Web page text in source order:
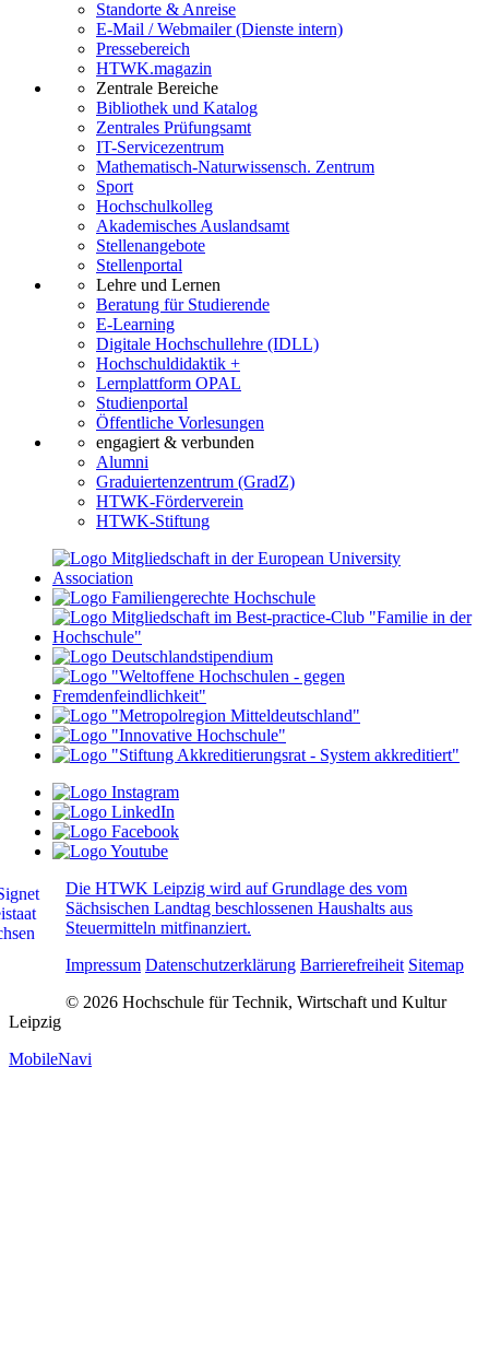
Standorte & Anreise
E-Mail / Webmailer (Dienste intern)
Pressebereich
HTWK.magazin
Zentrale Bereiche
Bibliothek und Katalog
Zentrales Prüfungsamt
IT-Servicezentrum
Mathematisch-Naturwissensch. Zentrum
Sport
Hochschulkolleg
Akademisches Auslandsamt
Stellenangebote
Stellenportal
Lehre und Lernen
Beratung für Studierende
E-Learning
Digitale Hochschullehre (IDLL)
Hochschuldidaktik +
Lernplattform OPAL
Studienportal
Öffentliche Vorlesungen
engagiert & verbunden
Alumni
Graduiertenzentrum (GradZ)
HTWK-Förderverein
HTWK-Stiftung
Die HTWK Leipzig wird auf Grundlage des vom
Sächsischen Landtag beschlossenen Haushalts aus
Steuermitteln mitfinanziert.
Impressum Datenschutzerklärung Barrierefreiheit Sitemap
© 2026 Hochschule für Technik, Wirtschaft und Kultur
Leipzig
MobileNavi